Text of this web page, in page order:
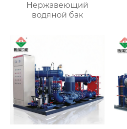
Нержавеющий
водяной бак